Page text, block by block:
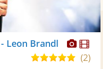
Leon Brandl
5,0(2)